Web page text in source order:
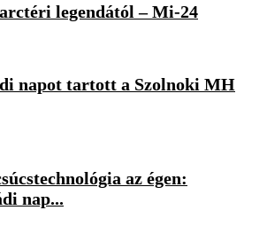
legendától – Mi-24
napot tartott a Szolnoki MH
az égen:
nap...